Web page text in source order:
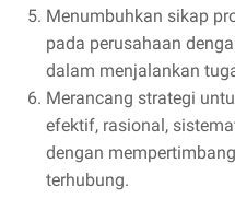
Menumbuhkan sikap
pada perusahaan
dalam menjalankan
Merancang strategi
efektif, rasional,
dengan
terhubung.